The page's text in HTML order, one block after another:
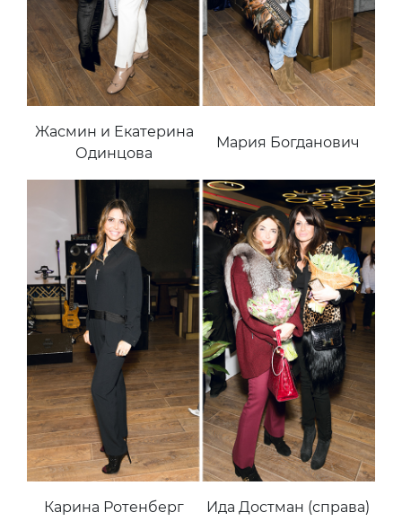
Жасмин и Екатерина
Одинцова
Мария Богданович
Карина Ротенберг Ида Достман (справа)